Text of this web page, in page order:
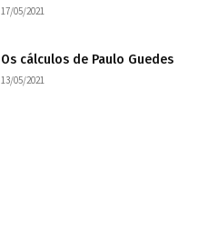
17/05/2021
Os cálculos de Paulo Guedes
13/05/2021